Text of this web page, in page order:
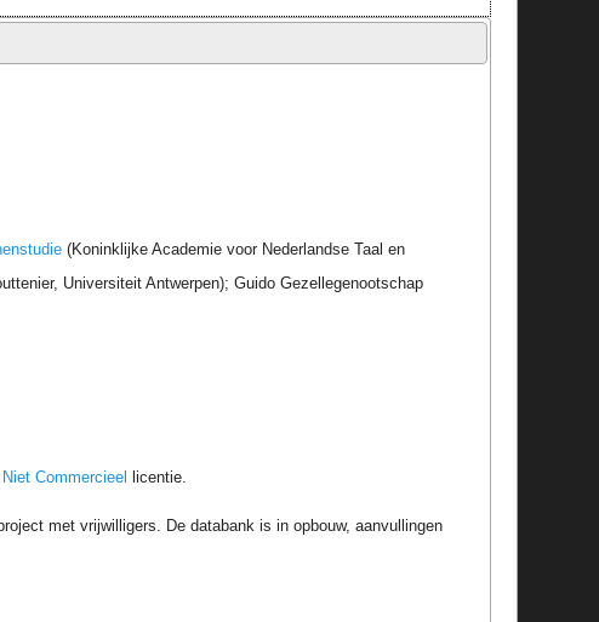
(Koninklijke Academie voor Nederlandse Taal en
Universiteit Antwerpen); Guido Gezellegenootschap
Commercieel licentie.
met vrijwilligers. De databank is in opbouw, aanvullingen